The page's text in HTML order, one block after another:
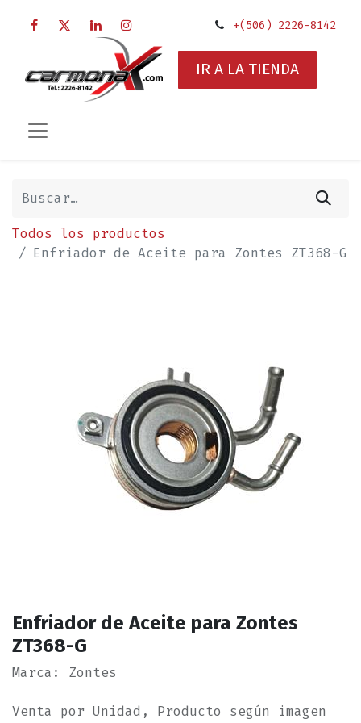
+(506) 2226-8142
IR A LA TIENDA
Todos los productos
Enfriador de Aceite para Zontes ZT368-G
Enfriador de Aceite para Zontes
ZT368-G
Marca: Zontes
Venta por Unidad, Producto según imagen